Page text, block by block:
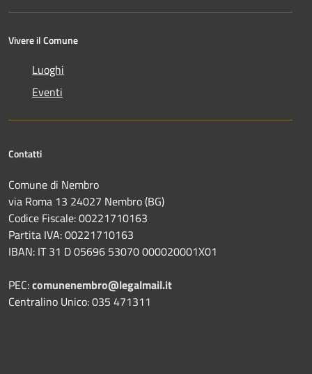
Vivere il Comune
Luoghi
Eventi
Contatti
Comune di Nembro
via Roma 13 24027 Nembro (BG)
Codice Fiscale: 00221710163
Partita IVA: 00221710163
IBAN: IT 31 D 05696 53070 000020001X01
PEC:comunenembro@legalmail.it
Centralino Unico: 035 471311